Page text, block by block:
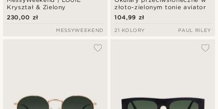
Kryształ & Zielony
230,00 zł
MESSYWEEKEND
złoto-zielonym tonie aviator
104,99 zł
21 KOLORY PAUL RILEY